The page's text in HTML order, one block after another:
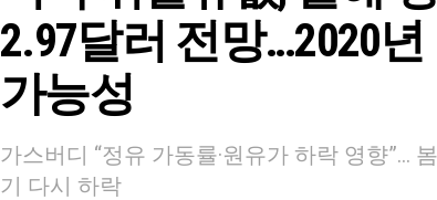
2.97달러 전망…2020
가능성
가스버디 “정유 가동률·원유가 하락 영향”…
기 다시 하락